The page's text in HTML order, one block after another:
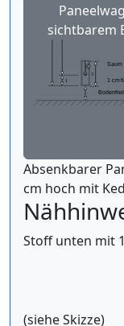
sichtbarem
Absenkbarer
cm hoch mit
Stoff unten mit
(siehe Skizze)